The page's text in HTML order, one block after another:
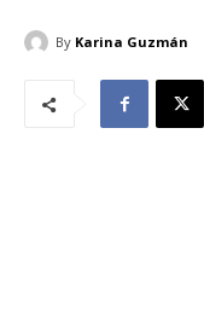
By Karina Guzmán